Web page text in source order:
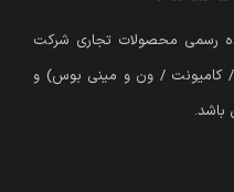
رسمی محصولات تجاری شرکت
کامیونت / ون و مینی بوس) و
باشد.